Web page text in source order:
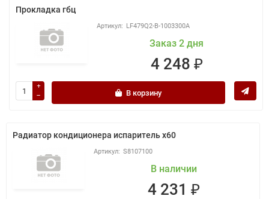
Прокладка гбц
LF479Q2-B-1003300A
Заказ 2 дня
4 248 ₽
В корзину
Радиатор кондиционера испаритель x60
S8107100
В наличии
4 231 ₽